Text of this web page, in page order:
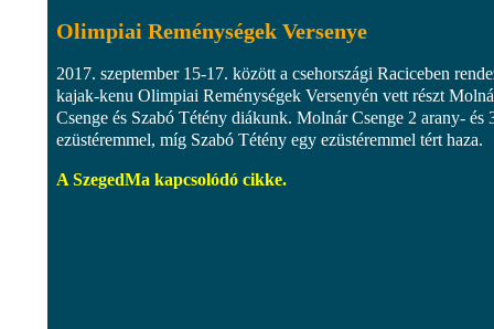
Olimpiai Reménységek Versenye
2017. szeptember 15-17. között a csehországi Raciceben
kajak-kenu Olimpiai Reménységek Versenyén vett részt
Csenge és Szabó Tétény diákunk. Molnár Csenge 2 arany- és
ezüstéremmel, míg Szabó Tétény egy ezüstéremmel tért haza.
A SzegedMa kapcsolódó cikke.